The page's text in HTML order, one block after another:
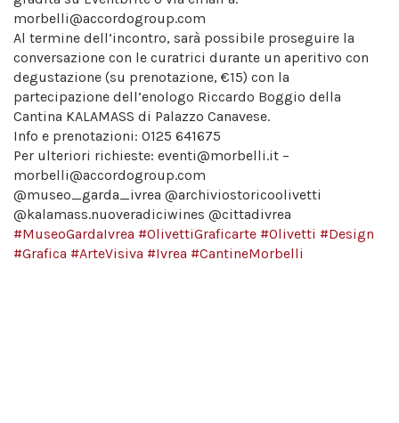
morbelli@accordogroup.com
Al termine dell’incontro, sarà possibile proseguire la
conversazione con le curatrici durante un aperitivo con
degustazione (su prenotazione, €15) con la
partecipazione dell’enologo Riccardo Boggio della
Cantina KALAMASS di Palazzo Canavese.
Info e prenotazioni: 0125 641675
Per ulteriori richieste: eventi@morbelli.it –
morbelli@accordogroup.com
@museo_garda_ivrea @archiviostoricoolivetti
@kalamass.nuoveradiciwines @cittadivrea
#MuseoGardaIvrea #OlivettiGraficarte #Olivetti #Design
#Grafica #ArteVisiva #Ivrea #CantineMorbelli